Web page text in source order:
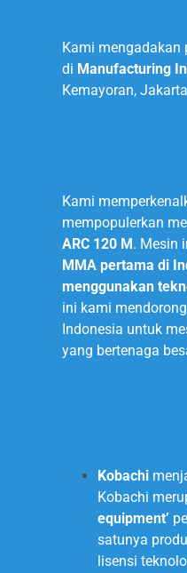
Kami mengadakan
di Manufacturing
Kemayoran,
Kami
mempopulerkan
ARC 120 M. Mesin
MMA pertama di
menggunakan
ini kami
Indonesia untuk
yang bertenaga
Kobachi
Kobachi
equipment’
satunya
lisensi